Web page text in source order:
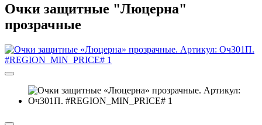
Очки защитные "Люцерна"
прозрачные